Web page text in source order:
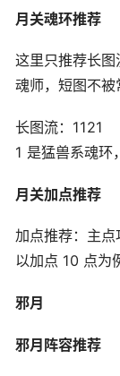
月关魂环推荐
这里只推荐长
魂师，短图不被
长图流：1121
1 是猛兽系魂环
月关加点推荐
加点推荐：主
以加点 10 点为
邪月
邪月阵容推荐